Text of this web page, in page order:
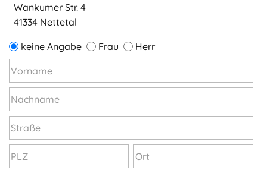
Wankumer Str. 4
41334 Nettetal
keine Angabe Frau Herr